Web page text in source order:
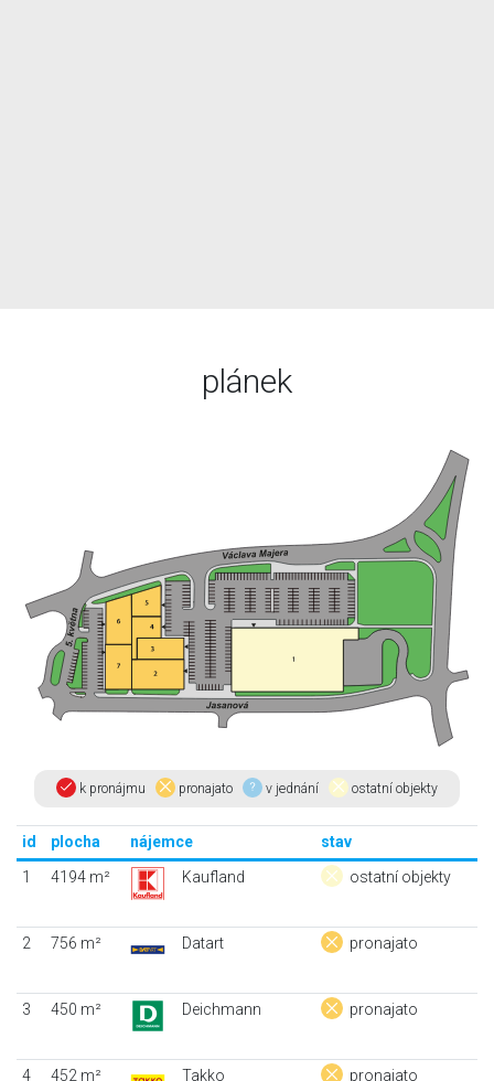
plánek
k pronájmu pronajato v jednání ostatní objekty
id plocha nájemce
stav
1
4194 m² Kaufland ostatní objekty
2 756 m² Datart pronajato
3 450 m² Deichmann pronajato
4 452 m² Takko pronajato